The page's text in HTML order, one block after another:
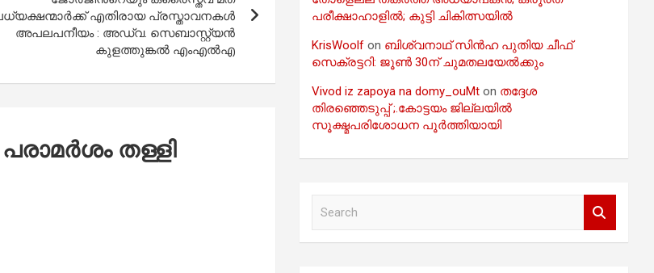
എതിരായ പ്രസ്താവനകൾ
അപലപനീയം : അഡ്വ. സെബാസ്റ്റ്യൻ
കുളത്തുങ്കൽ എംഎൽഎ
തള്ളി
പരീക്ഷാഹാളിൽ; കുട്ടി ചികിത്സയിൽ
KrisWoolf on ബിശ്വനാഥ് സിൻഹ പുതിയ ചീഫ്
സെക്രട്ടറി: ജൂൺ 30ന് ചുമതലയേൽക്കും
Vivod iz zapoya na domy_ouMt on തദ്ദേശ
തിരഞ്ഞെടുപ്പ് ;.കോട്ടയം ജില്ലയിൽ
സൂക്ഷ്മപരിശോധന പൂർത്തിയായി